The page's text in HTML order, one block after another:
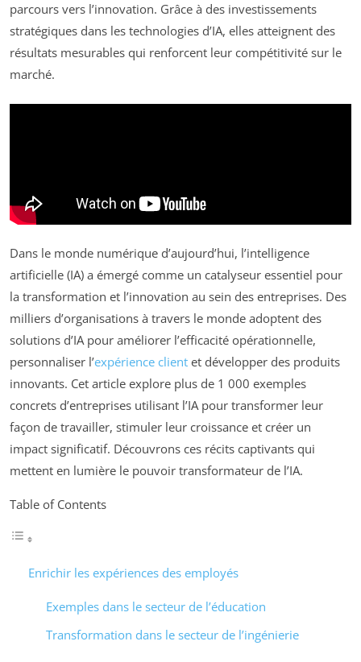
parcours vers l’innovation. Grâce à des investissements
stratégiques dans les technologies d’IA, elles atteignent des
résultats mesurables qui renforcent leur compétitivité sur le
marché.
Dans le monde numérique d’aujourd’hui, l’intelligence
artificielle (IA) a émergé comme un catalyseur essentiel pour
la transformation et l’innovation au sein des entreprises. Des
milliers d’organisations à travers le monde adoptent des
solutions d’IA pour améliorer l’efficacité opérationnelle,
personnaliser l’expérience client et développer des produits
innovants. Cet article explore plus de 1 000 exemples
concrets d’entreprises utilisant l’IA pour transformer leur
façon de travailler, stimuler leur croissance et créer un
impact significatif. Découvrons ces récits captivants qui
mettent en lumière le pouvoir transformateur de l’IA.
Table of Contents
Enrichir les expériences des employés
Exemples dans le secteur de l’éducation
Transformation dans le secteur de l’ingénierie